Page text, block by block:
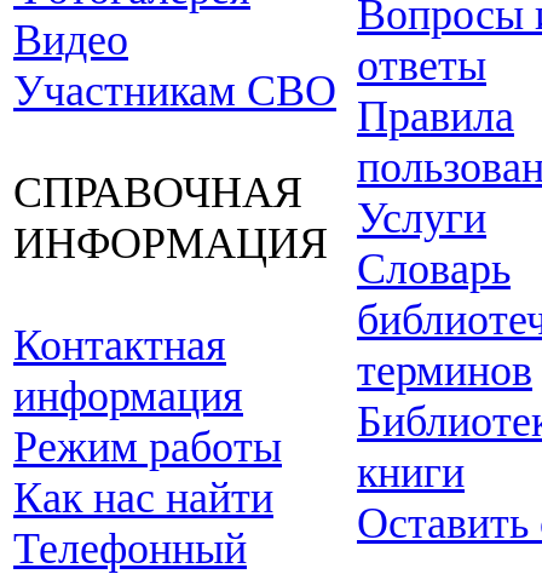
Видео
Участникам СВО
СПРАВОЧНАЯ
ИНФОРМАЦИЯ
Контактная
информация
Режим работы
Как нас найти
Телефонный
Вопросы
ответы
Правила
Услуги
Словарь
терминов
книги
Оставить